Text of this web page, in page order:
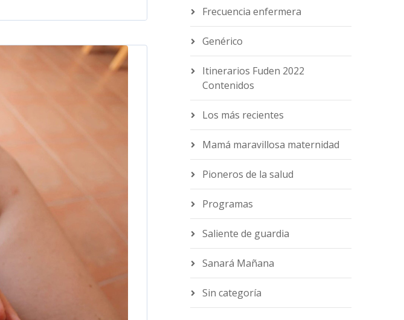
Frecuencia enfermera
Genérico
Itinerarios Fuden 2022
Contenidos
Los más recientes
Mamá maravillosa maternidad
Pioneros de la salud
Programas
Saliente de guardia
Sanará Mañana
Sin categoría